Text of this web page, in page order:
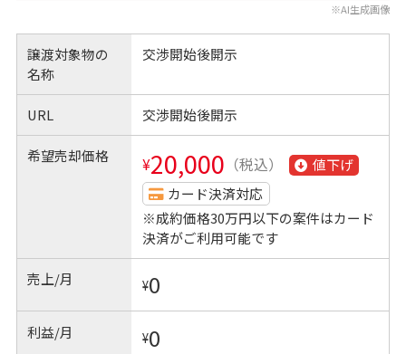
※AI生成画像
譲渡対象物の
名称
交渉開始後開示
URL 交渉開始後開示
希望売却価格 ¥20,000 （税込）
値下げ
カード決済対応
※成約価格30万円以下の案件はカード
決済がご利用可能です
売上/月 ¥0
利益/月 ¥0